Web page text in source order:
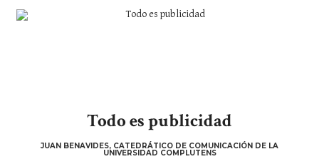
Todo es publicidad
JUAN BENAVIDES, CATEDRÁTICO DE COMUNICACIÓN DE LA
UNIVERSIDAD COMPLUTENS